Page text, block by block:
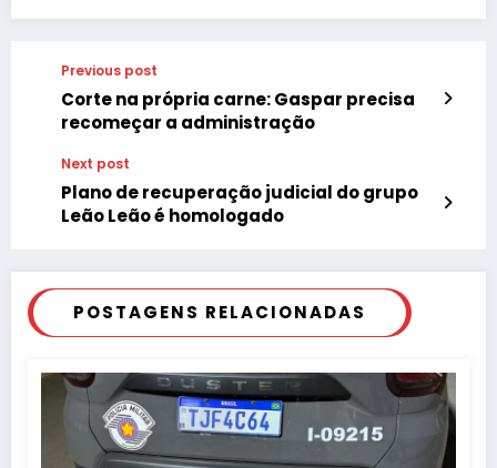
Previous post
Corte na própria carne: Gaspar precisa
recomeçar a administração
Next post
Plano de recuperação judicial do grupo
Leão Leão é homologado
POSTAGENS RELACIONADAS